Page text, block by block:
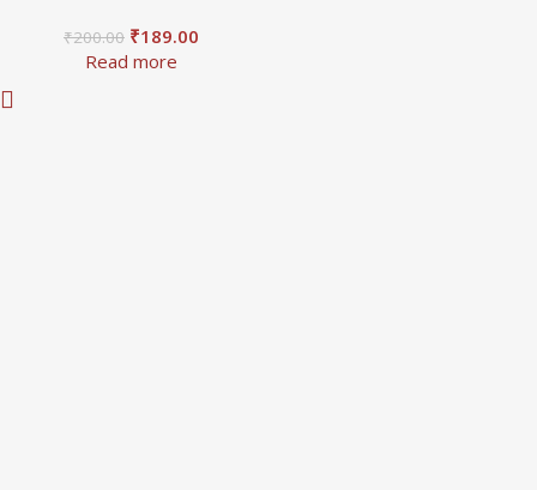
₹200.00 ₹189.00
Read more